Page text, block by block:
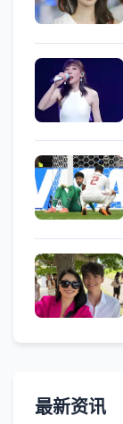
最新资讯